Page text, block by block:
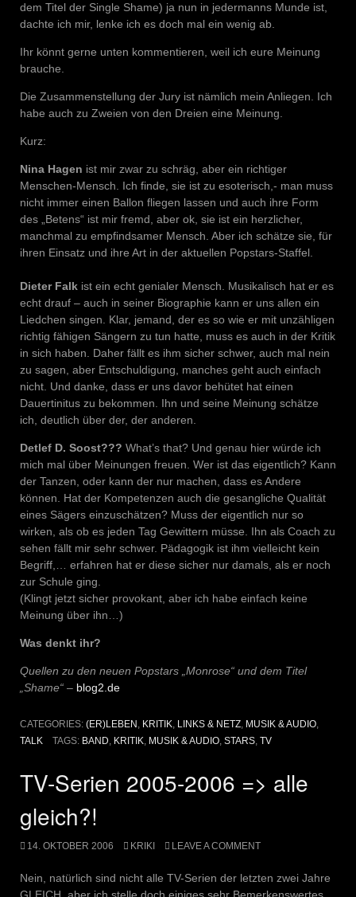
dem Titel der Single Shame) ja nun in jedermanns Munde ist,
dachte ich mir, lenke ich es doch mal ein wenig ab.
Ihr könnt gerne unten kommentieren, weil ich eure Meinung
brauche.
Die Zusammenstellung der Jury ist nämlich mein Anliegen. Ich
habe auch zu Zweien von den Dreien eine Meinung.
Kurz:
Nina Hagen ist mir zwar zu schräg, aber ein richtiger
Menschen-Mensch. Ich finde, sie ist zu esoterisch,- man muss
nicht immer einen Ballon fliegen lassen und auch ihre Form
des „Betens“ ist mir fremd, aber ok, sie ist ein herzlicher,
manchmal zu empfindsamer Mensch. Aber ich schätze sie, für
ihren Einsatz und ihre Art in der aktuellen Popstars-Staffel.
Dieter Falk ist ein echt genialer Mensch. Musikalisch hat er es
echt drauf – auch in seiner Biographie kann er uns allen ein
Liedchen singen. Klar, jemand, der es so wie er mit unzähligen
richtig fähigen Sängern zu tun hatte, muss es auch in der Kritik
in sich haben. Daher fällt es ihm sicher schwer, auch mal nein
zu sagen, aber Entschuldigung, manches geht auch einfach
nicht. Und danke, dass er uns davor behütet hat einen
Dauertinitus zu bekommen. Ihn und seine Meinung schätze
ich, deutlich über der, der anderen.
Detlef D. Soost??? What’s that? Und genau hier würde ich
mich mal über Meinungen freuen. Wer ist das eigentlich? Kann
der Tanzen, oder kann der nur machen, dass es Andere
können. Hat der Kompetenzen auch die gesangliche Qualität
eines Sägers einzuschätzen? Muss der eigentlich nur so
wirken, als ob es jeden Tag Gewittern müsse. Ihn als Coach zu
sehen fällt mir sehr schwer. Pädagogik ist ihm vielleicht kein
Begriff,… erfahren hat er diese sicher nur damals, als er noch
zur Schule ging.
(Klingt jetzt sicher provokant, aber ich habe einfach keine
Meinung über ihn…)
Was denkt ihr?
Quellen zu den neuen Popstars „Monrose“ und dem Titel
„Shame“ – blog2.de
CATEGORIES: (ER)LEBEN , KRITIK, LINKS & NETZ, MUSIK & AUDIO,
TALK
TAGS: BAND, KRITIK, MUSIK & AUDIO, STARS, TV
TV-Serien 2005-2006 => alle
gleich?!
14. OKTOBER 2006 KRIKI LEAVE A COMMENT
Nein, natürlich sind nicht alle TV-Serien der letzten zwei Jahre